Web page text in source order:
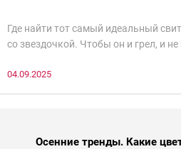
Где найти тот самый идеальный
со звездочкой. Чтобы он и грел, и
паники.
04.09.2025
Осенние тренды. Какие